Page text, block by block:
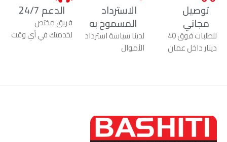
توصيل
مجاني
للطلبات فوق 40
دينار داخل عمان
الاسترداد
المسموح به
لدينا سياسة استرداد
الأموال
الدعم 24/7
فريق مختص
لخدمتك في أي وقت